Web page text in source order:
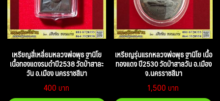
เหรียญสี่เหลี่ยมหลวงพ่อพุธ ฐานิโย
เนื้อทองแดงรมดำปี2538 วัดป่าสาละ
วัน อ.เมือง นครราชสีมา
400
เหรียญรุ่นแรกหลวงพ่อพุธ ฐานิโย เนื้อ
ทองแดง ปี2530 วัดป่าสาลวัน อ.เมือง
จ.นครราชสีมา
1,500